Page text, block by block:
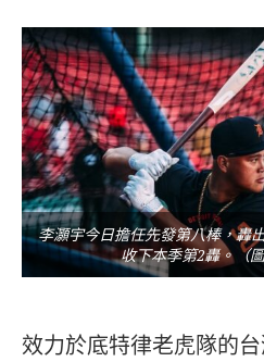
李灝宇今日擔任先發第八棒，轟
收下本季第2轟。（
效力於底特律老虎隊的